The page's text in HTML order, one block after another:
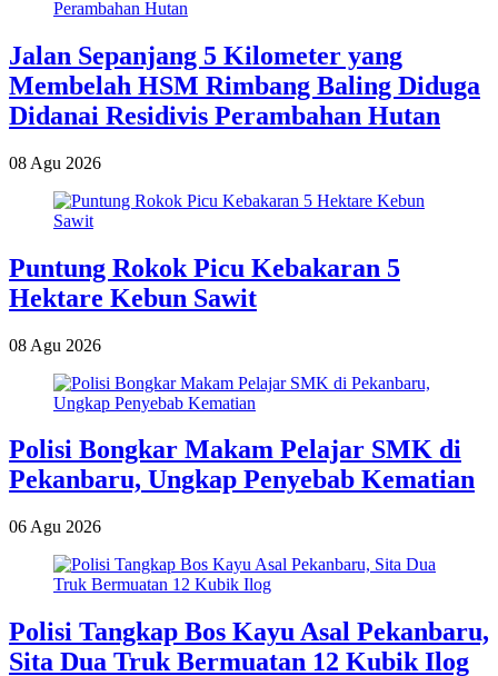
Jalan Sepanjang 5 Kilometer yang
Membelah HSM Rimbang Baling Diduga
Didanai Residivis Perambahan Hutan
08 Agu 2026
Puntung Rokok Picu Kebakaran 5
Hektare Kebun Sawit
08 Agu 2026
Polisi Bongkar Makam Pelajar SMK di
Pekanbaru, Ungkap Penyebab Kematian
06 Agu 2026
Polisi Tangkap Bos Kayu Asal Pekanbaru,
Sita Dua Truk Bermuatan 12 Kubik Ilog